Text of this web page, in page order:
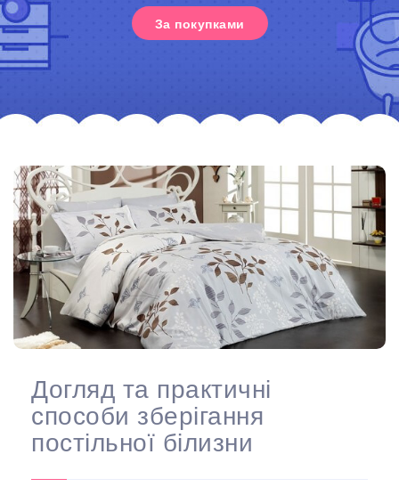
За покупками
Догляд та практичні
способи зберігання
постільної білизни